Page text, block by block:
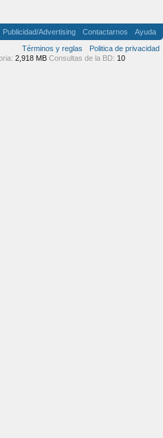
Publicidad/Advertising Contactarnos
Ayuda
Términos y reglas
Politica de privacidad
2,918 MB Consultas de la BD: 10